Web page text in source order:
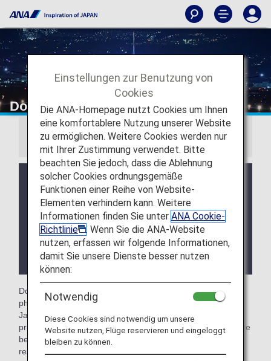
Download Wallpapers
Information
July 28, 2026 Release of August 2026 Wallpaper
Calendar.
July 28, 2026 Release of ANA Original Wallpaper
(PC・iPad).
July 28, 2026 Release of ANA Original Wallpaper
(Smartphone).
Download free official ANA computer wallpapers featuring
photos of planes (aircraft), the sky, and street scenes from
Japan and across the world. You can also download our
previous wallpapers showcasing retired jumbo jets and more
besides. Please choose a wallpaper to match your screen
resolution. (Updated every month)
Einstellungen zur Benutzung von
Cookies
Die ANA-Homepage nutzt Cookies um Ihnen
eine komfortablere Nutzung unserer Website
zu ermöglichen. Weitere Cookies werden nur
mit Ihrer Zustimmung verwendet. Bitte
beachten Sie jedoch, dass die Ablehnung
solcher Cookies ordnungsgemäße
Funktionen einer Reihe von Website-
Elementen verhindern kann. Weitere
Informationen finden Sie unter ANA Cookie-
Richtlinie
. Wenn Sie die ANA-Website
nutzen, erfassen wir folgende Informationen,
damit Sie unsere Dienste besser nutzen
können:
Notwendig
Diese Cookies sind notwendig um unsere
Website nutzen, Flüge reservieren und eingeloggt
bleiben zu können.